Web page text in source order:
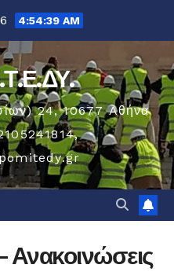
4:54:39 AM
24, 10677 Aθήνα
Ανακοινώσεις